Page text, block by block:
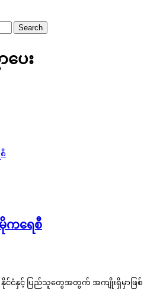
ပေး
ကရေစီ
ငံနှင့် ပြည်သူတွေအတွက် အကျိုးရှိမှာဖြစ်